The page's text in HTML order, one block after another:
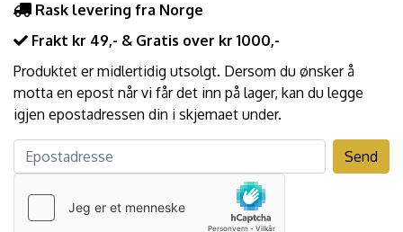
Rask levering fra Norge
Frakt kr 49,- & Gratis over kr 1000,-
Produktet er midlertidig utsolgt. Dersom du ønsker å
motta en epost når vi får det inn på lager, kan du legge
igjen epostadressen din i skjemaet under.